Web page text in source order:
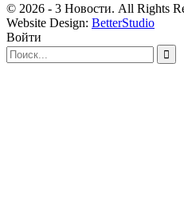
© 2026 - 3 Новости. All Rights
Website Design: BetterStudio
Войти